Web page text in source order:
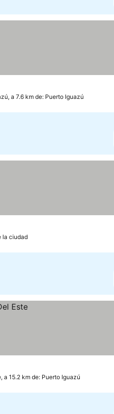
a 7.6 km de: Puerto Iguazú
la ciudad
a 15.2 km de: Puerto Iguazú